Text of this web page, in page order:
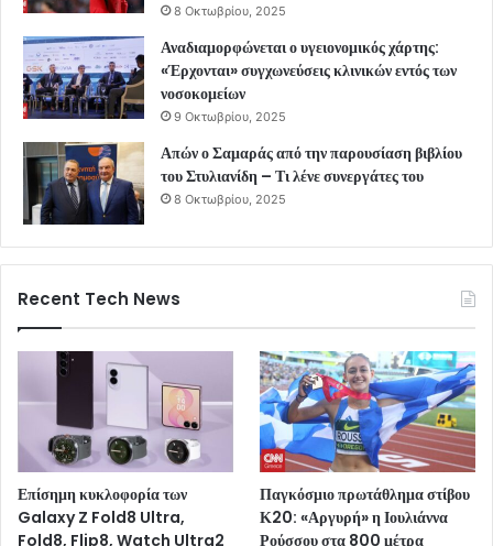
8 Οκτωβρίου, 2025
Αναδιαμορφώνεται ο υγειονομικός χάρτης:
«Έρχονται» συγχωνεύσεις κλινικών εντός των
νοσοκομείων
9 Οκτωβρίου, 2025
Απών ο Σαμαράς από την παρουσίαση βιβλίου
του Στυλιανίδη – Τι λένε συνεργάτες του
8 Οκτωβρίου, 2025
Recent Tech News
Επίσημη κυκλοφορία των
Galaxy Z Fold8 Ultra,
Fold8, Flip8, Watch Ultra2
Παγκόσμιο πρωτάθλημα στίβου
Κ20: «Αργυρή» η Ιουλιάννα
Ρούσσου στα 800 μέτρα